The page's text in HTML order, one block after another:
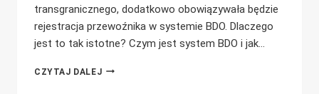
transgranicznego, dodatkowo obowiązywała będzie
rejestracja przewoźnika w systemie BDO. Dlaczego
jest to tak istotne? Czym jest system BDO i jak…
CZYTAJ DALEJSYSTEM